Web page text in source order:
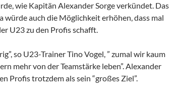
wie Kapitän Alexander Sorge verkündet. Das
würde auch die Möglichkeit erhöhen, dass mal
U23 zu den Profis schafft.
so U23-Trainer Tino Vogel, ” zumal wir kaum
mehr von der Teamstärke leben”. Alexander
Profis trotzdem als sein “großes Ziel”.